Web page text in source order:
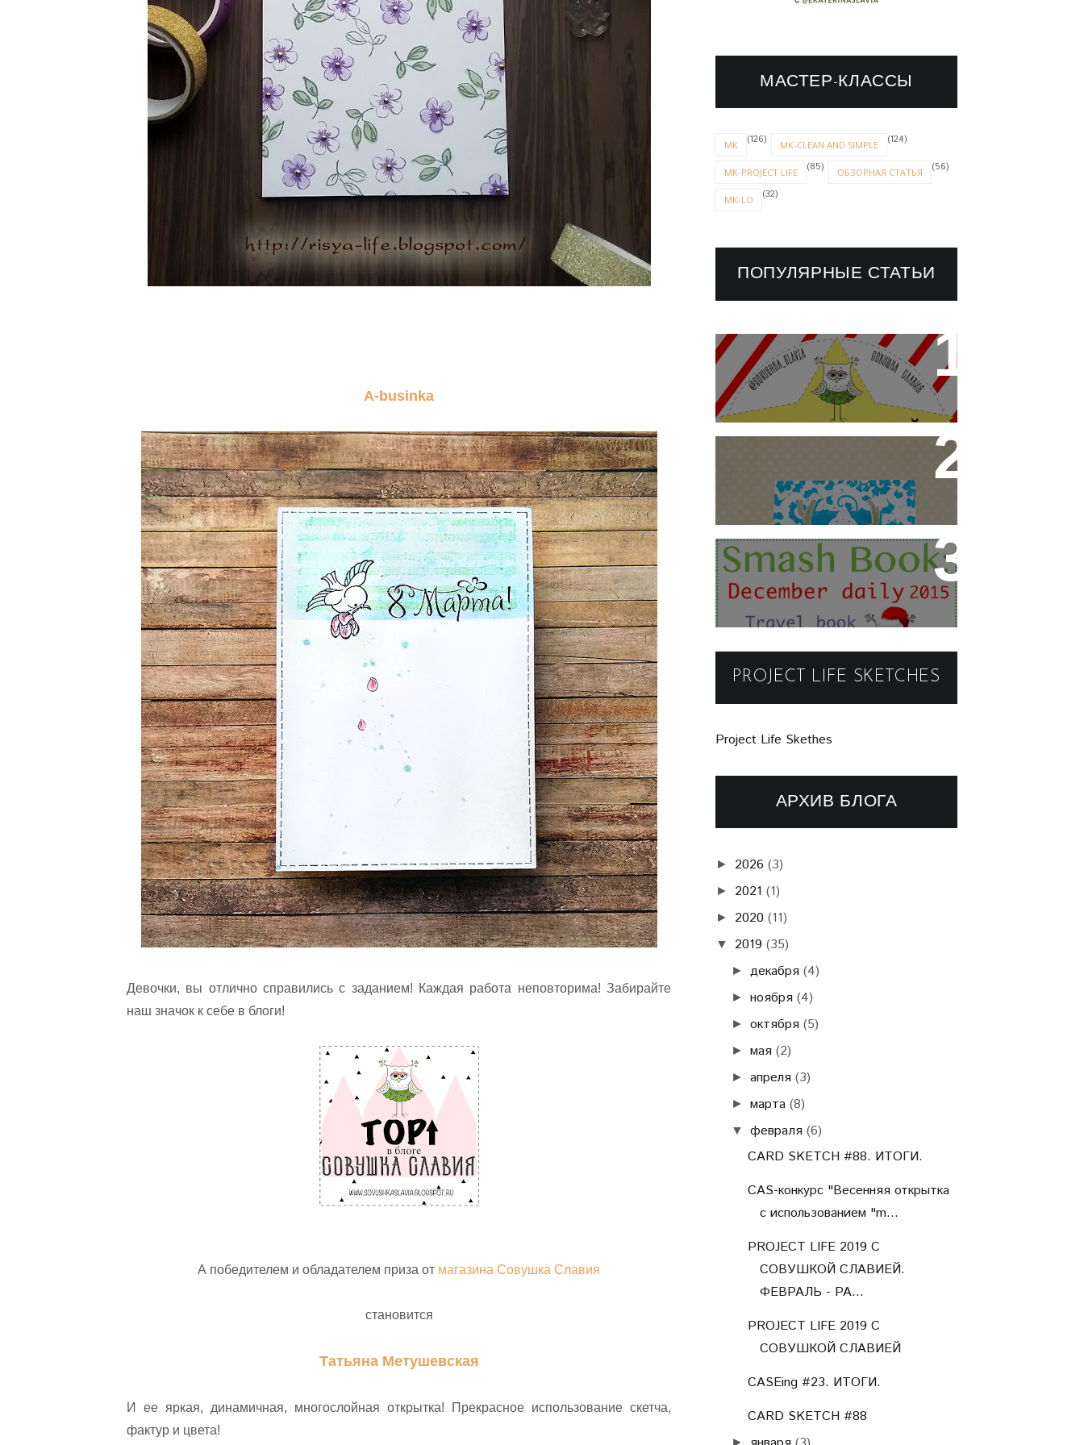
A-businka
Девочки, вы отлично справились с заданием! Каждая работа неповторима! Забирайте
наш значок к себе в блоги!
А победителем и обладателем приза от магазина Совушка Славия
становится
Татьяна Метушевская
И ее яркая, динамичная, многослойная открытка! Прекрасное использование скетча,
фактур и цвета!
МАСТЕР-КЛАССЫ
МК (126) МК-CLEAN AND SIMPLE (124)
MK-PROJECT LIFE (85) ОБЗОРНАЯ СТАТЬЯ (56)
МК-LO (32)
ПОПУЛЯРНЫЕ СТАТЬИ
НОВОГОДНИЙ ТЕГ-ПАРАД
2016. III этап.
2015-ФИНАЛ
СОВМЕСТНЫЙ ПРОЕКТ
"SMASH BOOK- С
СОВУШКОЙ СЛАВИЕЙ"- 2
ЭТАП-ОБЛОЖКА
PROJECT LIFE SKETCHES
Project Life Skethes
АРХИВ БЛОГА
► 2026 (3)
► 2021 (1)
► 2020 (11)
▼ 2019 (35)
► декабря (4)
►ноября (4)
►октября (5)
►мая (2)
►апреля (3)
►марта (8)
▼ февраля (6)
CARD SKETCH #88. ИТОГИ.
CAS-конкурс "Весенняя открытка
с использованием "m...
PROJECT LIFE 2019 С
СОВУШКОЙ СЛАВИЕЙ.
ФЕВРАЛЬ - РА...
PROJECT LIFE 2019 С
СОВУШКОЙ СЛАВИЕЙ
CASEing #23. ИТОГИ.
CARD SKETCH #88